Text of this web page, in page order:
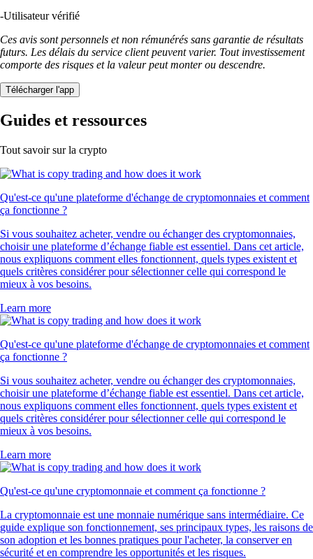
-Utilisateur vérifié
Ces avis sont personnels et non rémunérés sans garantie de résultats
futurs. Les délais du service client peuvent varier. Tout investissement
comporte des risques et la valeur peut monter ou descendre.
Télécharger l'app
Guides et ressources
Tout savoir sur la crypto
Qu'est-ce qu'une plateforme d'échange de cryptomonnaies et comment
ça fonctionne ?
Si vous souhaitez acheter, vendre ou échanger des cryptomonnaies,
choisir une plateforme d’échange fiable est essentiel. Dans cet article,
nous expliquons comment elles fonctionnent, quels types existent et
quels critères considérer pour sélectionner celle qui correspond le
mieux à vos besoins.
Learn more
Qu'est-ce qu'une plateforme d'échange de cryptomonnaies et comment
ça fonctionne ?
Si vous souhaitez acheter, vendre ou échanger des cryptomonnaies,
choisir une plateforme d’échange fiable est essentiel. Dans cet article,
nous expliquons comment elles fonctionnent, quels types existent et
quels critères considérer pour sélectionner celle qui correspond le
mieux à vos besoins.
Learn more
Qu'est-ce qu'une cryptomonnaie et comment ça fonctionne ?
La cryptomonnaie est une monnaie numérique sans intermédiaire. Ce
guide explique son fonctionnement, ses principaux types, les raisons de
son adoption et les bonnes pratiques pour l'acheter, la conserver en
sécurité et en comprendre les opportunités et les risques.